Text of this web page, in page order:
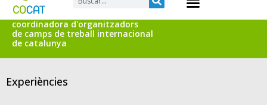
coordinadora d'organitzadors
de camps de treball internacional
de catalunya
Experiències